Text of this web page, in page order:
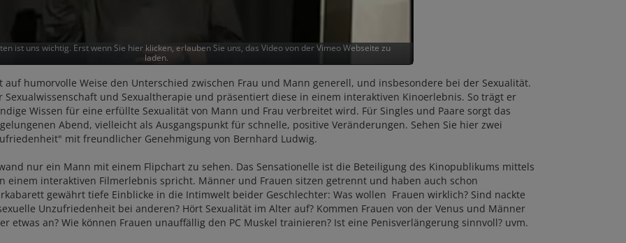
ist uns wichtig. Erst wenn Sie hier klicken, erlauben Sie uns, das Video von der Vimeo Webseite zu
laden.
humorvolle Weise den Unterschied zwischen Frau und Mann generell, und insbesondere bei der Sexualität.
und Sexualtherapie und präsentiert diese in einem interaktiven Kinoerlebnis. So trägt er
Wissen für eine erfüllte Sexualität von Mann und Frau verbreitet wird. Für Singles und Paare sorgt das
Abend, vielleicht als Ausgangspunkt für schnelle, positive Veränderungen. Sehen Sie hier zwei
mit freundlicher Genehmigung von Bernhard Ludwig.
nur ein Mann mit einem Flipchart zu sehen. Das Sensationelle ist die Beteiligung des Kinopublikums mittels
einem interaktiven Filmerlebnis spricht. Männer und Frauen sitzen getrennt und haben auch schon
gewährt tiefe Einblicke in die Intimwelt beider Geschlechter: Was wollen Frauen wirklich? Sind nackte
Unzufriedenheit bei anderen? Hört Sexualität im Alter auf? Kommen Frauen von der Venus und Männer
etwas an? Wie können Frauen unauffällig den PC Muskel trainieren? Ist eine Penisverlängerung sinnvoll? uvm.